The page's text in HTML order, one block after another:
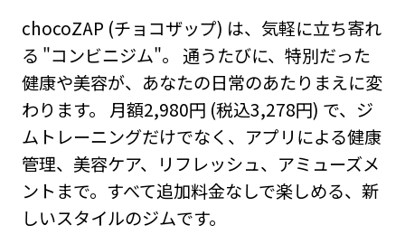
chocoZAP (チョコザップ) は、気軽に立ち寄れ
る "コンビニジム"。 通うたびに、特別だった
健康や美容が、あなたの日常のあたりまえに変
わります。 月額2,980円 (税込3,278円) で、ジ
ムトレーニングだけでなく、アプリによる健康
管理、美容ケア、リフレッシュ、アミューズメ
ントまで。すべて追加料金なしで楽しめる、新
しいスタイルのジムです。